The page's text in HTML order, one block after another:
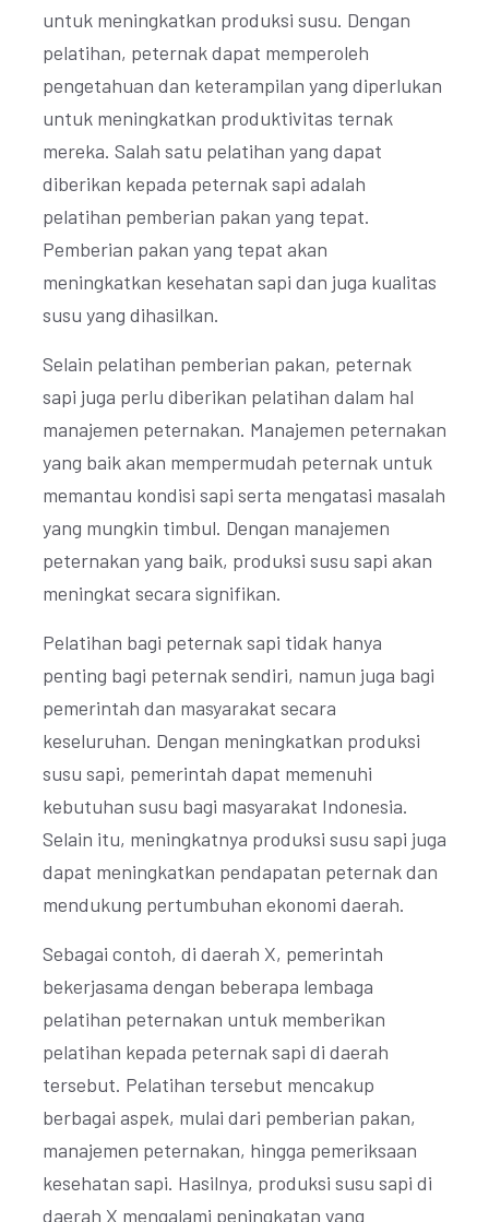
untuk meningkatkan produksi susu. Dengan
pelatihan, peternak dapat memperoleh
pengetahuan dan keterampilan yang diperlukan
untuk meningkatkan produktivitas ternak
mereka. Salah satu pelatihan yang dapat
diberikan kepada peternak sapi adalah
pelatihan pemberian pakan yang tepat.
Pemberian pakan yang tepat akan
meningkatkan kesehatan sapi dan juga kualitas
susu yang dihasilkan.
Selain pelatihan pemberian pakan, peternak
sapi juga perlu diberikan pelatihan dalam hal
manajemen peternakan. Manajemen peternakan
yang baik akan mempermudah peternak untuk
memantau kondisi sapi serta mengatasi masalah
yang mungkin timbul. Dengan manajemen
peternakan yang baik, produksi susu sapi akan
meningkat secara signifikan.
Pelatihan bagi peternak sapi tidak hanya
penting bagi peternak sendiri, namun juga bagi
pemerintah dan masyarakat secara
keseluruhan. Dengan meningkatkan produksi
susu sapi, pemerintah dapat memenuhi
kebutuhan susu bagi masyarakat Indonesia.
Selain itu, meningkatnya produksi susu sapi juga
dapat meningkatkan pendapatan peternak dan
mendukung pertumbuhan ekonomi daerah.
Sebagai contoh, di daerah X, pemerintah
bekerjasama dengan beberapa lembaga
pelatihan peternakan untuk memberikan
pelatihan kepada peternak sapi di daerah
tersebut. Pelatihan tersebut mencakup
berbagai aspek, mulai dari pemberian pakan,
manajemen peternakan, hingga pemeriksaan
kesehatan sapi. Hasilnya, produksi susu sapi di
daerah X mengalami peningkatan yang